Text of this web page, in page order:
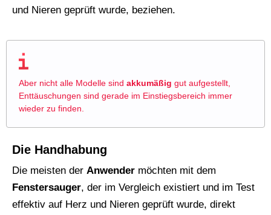
und Nieren geprüft wurde, beziehen.
Aber nicht alle Modelle sind akkumäßig gut aufgestellt,
Enttäuschungen sind gerade im Einstiegsbereich immer
wieder zu finden.
Die Handhabung
Die meisten der Anwender möchten mit dem
Fenstersauger, der im Vergleich existiert und im Test
effektiv auf Herz und Nieren geprüft wurde, direkt